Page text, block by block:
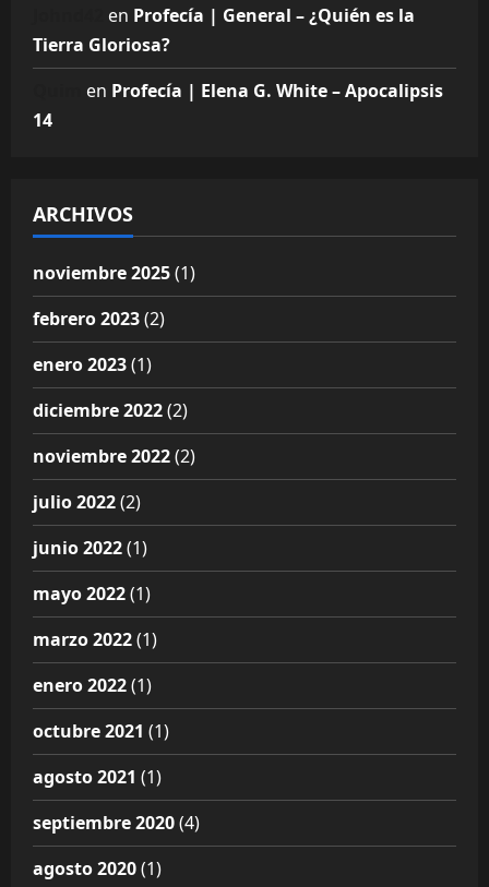
en Profecía | General – ¿Quién es la
Tierra Gloriosa?
en Profecía | Elena G. White – Apocalipsis
14
ARCHIVOS
noviembre 2025(1)
febrero 2023(2)
enero 2023(1)
diciembre 2022(2)
noviembre 2022(2)
julio 2022(2)
junio 2022(1)
mayo 2022(1)
marzo 2022(1)
enero 2022(1)
octubre 2021 (1)
agosto 2021 (1)
septiembre 2020(4)
agosto 2020(1)